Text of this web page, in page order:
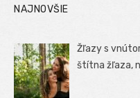
NAJNOVŠIE
Žľazy s
štítna žľaza,